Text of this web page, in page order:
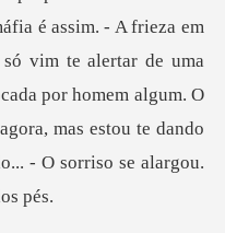
assim. - A frieza em
vim te alertar de uma
por homem algum. O